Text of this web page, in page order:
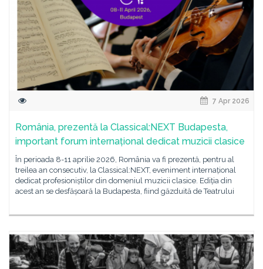
7 Apr 2026
România, prezentă la Classical:NEXT Budapesta,
important forum internațional dedicat muzicii clasice
În perioada 8-11 aprilie 2026, România va fi prezentă, pentru al
treilea an consecutiv, la Classical:NEXT, eveniment internațional
dedicat profesioniștilor din domeniul muzicii clasice. Ediția din
acest an se desfășoară la Budapesta, fiind găzduită de Teatrului